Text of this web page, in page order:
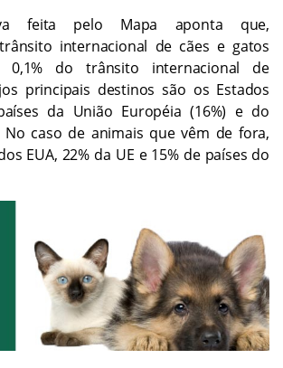
feita pelo Mapa aponta que,
internacional de cães e gatos
0,1% do trânsito internacional de
principais destinos são os Estados
da União Européia (16%) e do
No caso de animais que vêm de fora,
EUA, 22% da UE e 15% de países do